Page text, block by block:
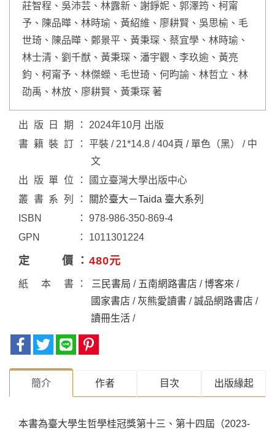
莊智程、吳沛芸、林露新、謝錚妮、郭澤筠、柯甯
予、陳品曄、林時瑜、黃紹維、廖耕賢、吳思榆、毛
世琦、陳品曄、鄭景平、黃秉琛、蔡宜學、林時瑜、
林士清、劉千猷、黃秉琛、潘宇觀、李玖逾、黃亮
鈞、柯甯予、林傑蠑、毛世琦、何昀諭、林哲立、林
劭禹、林放、廖耕賢、黃秉琛 著
出版日期
2024年10月 出版
書籍裝訂
平裝 / 21*14.8 / 404頁 / 單色（黑） / 中
文
出版單位
國立臺灣大學出版中心
叢書系列
關於臺大－Taida 臺大系列
ISBN
978-986-350-869-4
GPN
1011301224
定價 480元
紙本書 三民書局 / 五南網路書店 /博客來 /
國家書店 / 灰熊愛讀書 /誠品網路書店 /
讀冊生活 /
簡介 作者 目次 出版緣起
本書為臺大學生哲學桂冠獎第十三、第十四屆（2023-